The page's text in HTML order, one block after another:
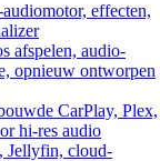
effecten,
afspelen, audio-
opnieuw ontworpen
CarPlay, Plex,
hi-res audio
Jellyfin, cloud-